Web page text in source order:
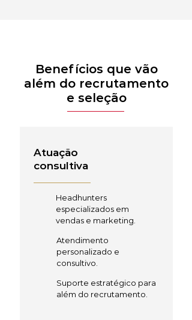
Benefícios que vão
além do recrutamento
e seleção
Atuação
consultiva
Headhunters
especializados em
vendas e marketing.
Atendimento
personalizado e
consultivo.
Suporte estratégico para
além do recrutamento.